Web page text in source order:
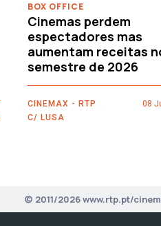
BOX OFFICE
Cinemas perdem
espectadores mas
aumentam receitas
semestre de 2026
CINEMAX - RTP
C/ LUSA
08
© 2011/2026 www.rtp.pt/